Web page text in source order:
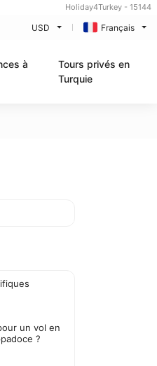
Holiday4Turkey - 15144
USD Français
à
Tours privés en
Turquie
un vol en
?